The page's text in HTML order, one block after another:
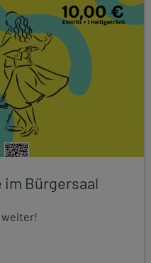
im Bürgersaal
weiter!